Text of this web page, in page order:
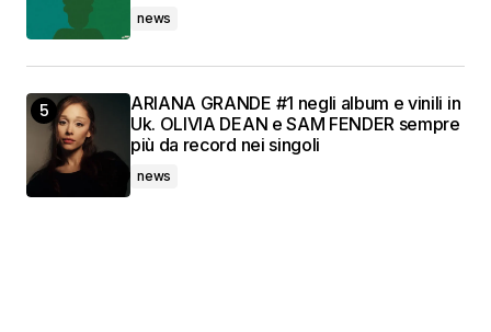
news
ARIANA GRANDE #1 negli album e vinili in
Uk. OLIVIA DEAN e SAM FENDER sempre
più da record nei singoli
news